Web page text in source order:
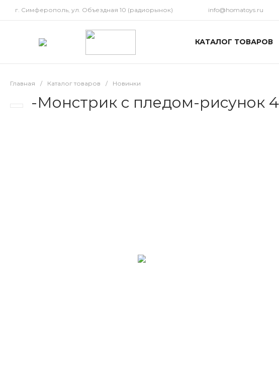
г. Симферополь, ул. Объездная 10 (радиорынок) info@homatoys.ru
КАТАЛОГ ТОВАРОВ
Главная / Каталог товаров / Новинки
-Монстрик с пледом-рисунок